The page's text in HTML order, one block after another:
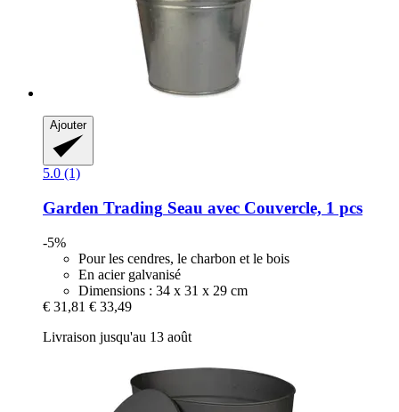
Ajouter
5.0 (1)
Garden Trading Seau avec Couvercle, 1 pcs
-5%
Pour les cendres, le charbon et le bois
En acier galvanisé
Dimensions : 34 x 31 x 29 cm
€ 31,81 € 33,49
Livraison jusqu'au 13 août